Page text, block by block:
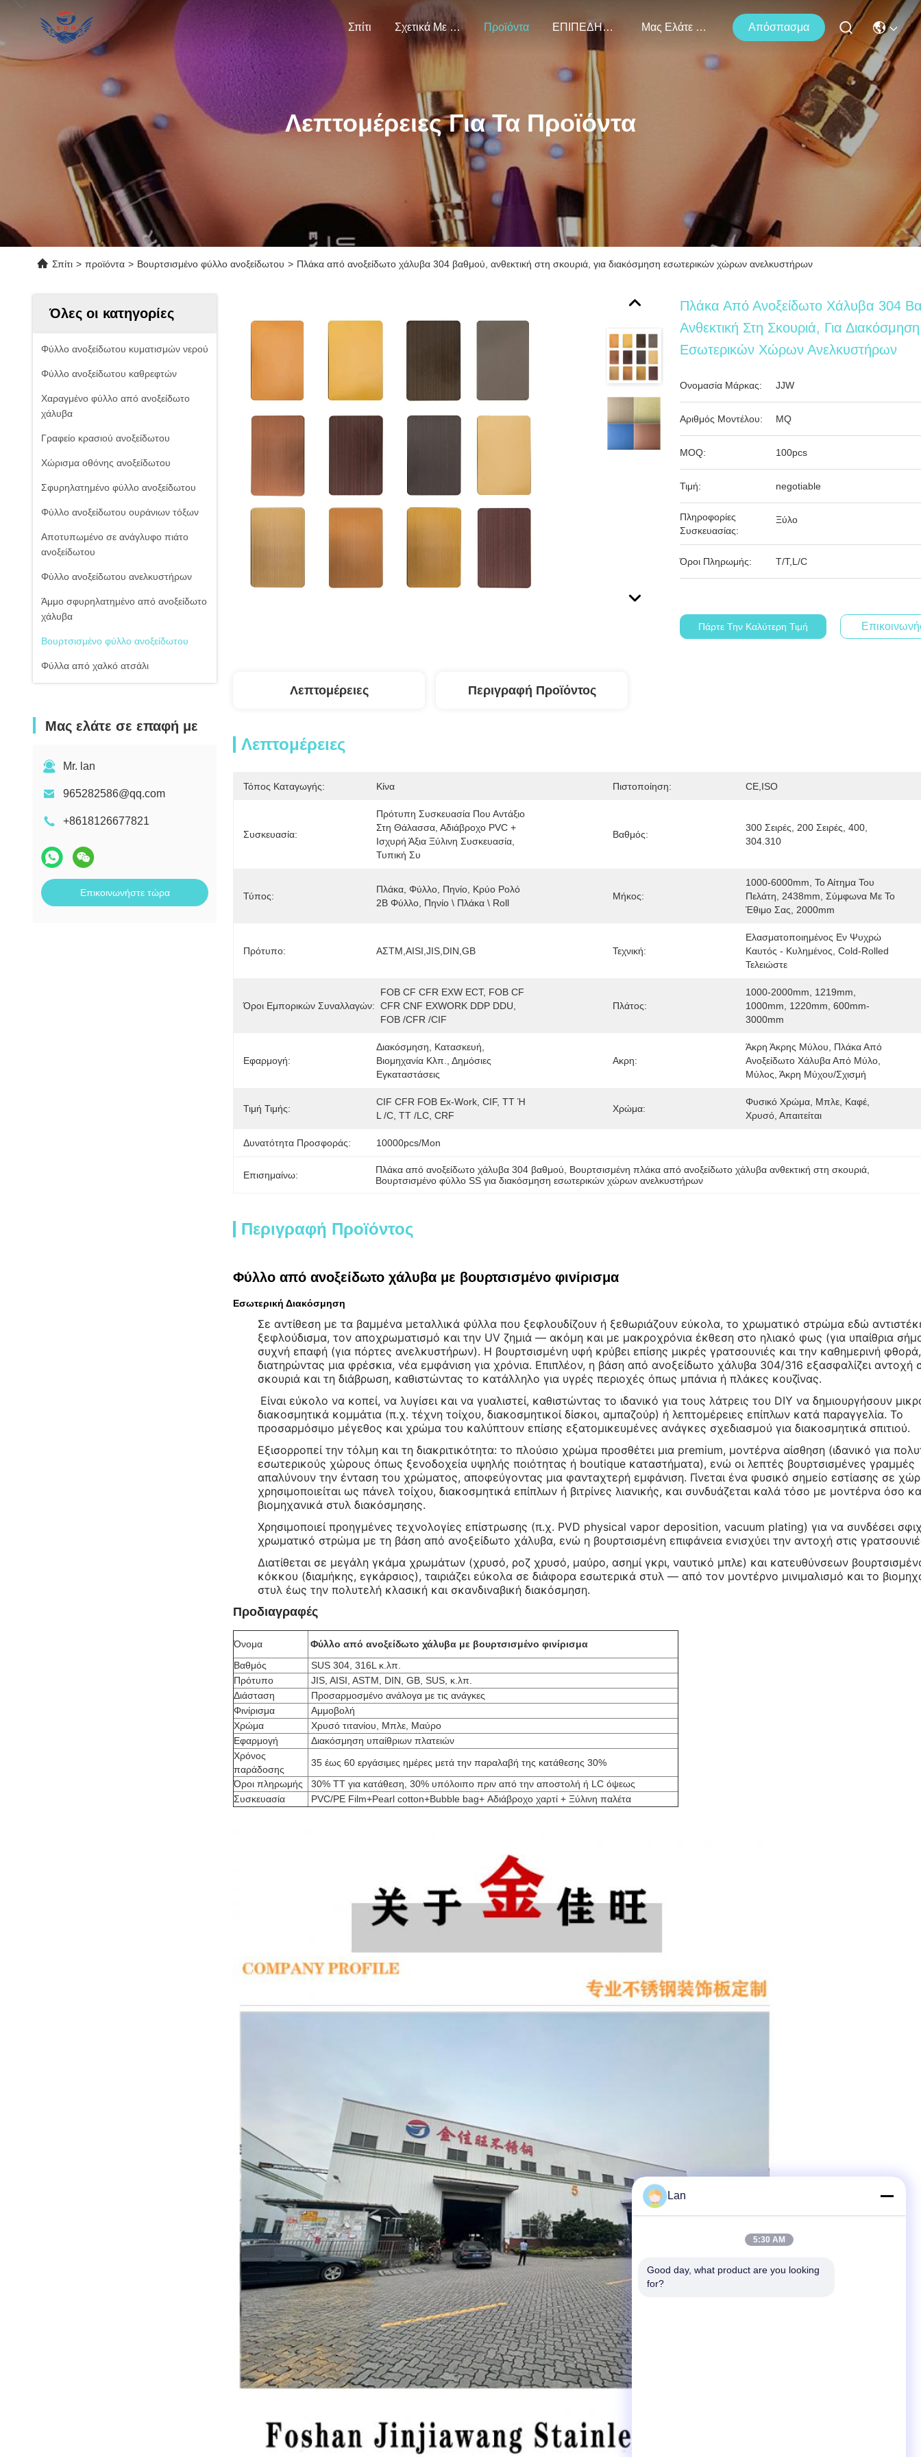
Σπίτι Σχετικά Με Εμάς Προϊόντα ΕΠΙΠΕΔΗΜΑΤΙΚΑ Μας Ελάτε Σε Επαφή Με Απόσπασμα
Λεπτομέρειες Για Τα Προϊόντα
Σπίτι > προϊόντα > Βουρτσισμένο φύλλο ανοξείδωτου > Πλάκα από ανοξείδωτο χάλυβα 304 βαθμού, ανθεκτική στη σκουριά, για διακόσμηση εσωτερικών χώρων ανελκυστήρων
Όλες οι κατηγορίες
Φύλλο ανοξείδωτου κυματισμών νερού
Φύλλο ανοξείδωτου καθρεφτών
Χαραγμένο φύλλο από ανοξείδωτο
χάλυβα
Γραφείο κρασιού ανοξείδωτου
Χώρισμα οθόνης ανοξείδωτου
Σφυρηλατημένο φύλλο ανοξείδωτου
Φύλλο ανοξείδωτου ουράνιων τόξων
Αποτυπωμένο σε ανάγλυφο πιάτο
ανοξείδωτου
Φύλλο ανοξείδωτου ανελκυστήρων
Άμμο σφυρηλατημένο από ανοξείδωτο
χάλυβα
Βουρτσισμένο φύλλο ανοξείδωτου
Φύλλα από χαλκό ατσάλι
Μας ελάτε σε επαφή με
Mr. lan
965282586@qq.com
+8618126677821
Επικοινωνήστε τώρα
Πλάκα Από Ανοξείδωτο Χάλυβα 304
Ανθεκτική Στη Σκουριά, Για Διακόσμηση
Εσωτερικών Χώρων Ανελκυστήρων
Ονομασία Μάρκας: JJW
Αριθμός Μοντέλου: MQ
MOQ: 100pcs
Τιμή: negotiable
Πληροφορίες
Συσκευασίας:
Ξύλο
Όροι Πληρωμής: T/T,L/C
Πάρτε Την Καλύτερη Τιμή
Λεπτομέρειες Περιγραφή Προϊόντος
Λεπτομέρειες
Τόπος Καταγωγής: Κίνα Πιστοποίηση: CE,ISO
Συσκευασία:
Πρότυπη Συσκευασία Που Αντάξιο
Στη Θάλασσα, Αδιάβροχο PVC +
Ισχυρή Άξια Ξύλινη Συσκευασία,
Τυπική Συ
Βαθμός:
300 Σειρές, 200 Σειρές, 400,
304.310
Τύπος:
Πλάκα, Φύλλο, Πηνίο, Κρύο Ρολό
2B Φύλλο, Πηνίο \ Πλάκα \ Roll
Μήκος:
1000-6000mm, Το Αίτημα Του
Πελάτη, 2438mm, Σύμφωνα Με Το
Έθιμο Σας, 2000mm
Πρότυπο: ΑΣTM,AISI,JIS,DIN,GB Τεχνική:
Ελασματοποιημένος Εν Ψυχρώ
Καυτός - Κυλημένος, Cold-Rolled
Τελειώστε
Όροι Εμπορικών Συναλλαγών:
FOB CF CFR EXW ECT, FOB CF
CFR CNF EXWORK DDP DDU,
FOB /CFR /CIF
Πλάτος:
1000-2000mm, 1219mm,
1000mm, 1220mm, 600mm-
3000mm
Εφαρμογή:
Διακόσμηση, Κατασκευή,
Βιομηχανία Κλπ., Δημόσιες
Εγκαταστάσεις
Ακρη:
Άκρη Άκρης Μύλου, Πλάκα Από
Ανοξείδωτο Χάλυβα Από Μύλο,
Μύλος, Άκρη Μύχου/σχισμή
Τιμή Τιμής:
CIF CFR FOB Ex-Work, CIF, TT Ή
L /C, TT /LC, CRF
Χρώμα:
Φυσικό Χρώμα, Μπλε, Καφέ,
Χρυσό, Απαιτείται
Δυνατότητα Προσφοράς: 10000pcs/mon
Επισημαίνω: Πλάκα από ανοξείδωτο χάλυβα 304 βαθμού Βουρτσισμένη πλάκα από ανοξείδωτο χάλυβα ανθεκτική στη σκουριά,
Βουρτσισμένο φύλλο SS για διακόσμηση εσωτερικών χώρων ανελκυστήρων
Περιγραφή Προϊόντος
Φύλλο από ανοξείδωτο χάλυβα με βουρτσισμένο φινίρισμα
Εσωτερική Διακόσμηση
Σε αντίθεση με τα βαμμένα μεταλλικά φύλλα που ξεφλουδίζουν ή ξεθωριάζουν εύκολα, το χρωματικό στρώμα εδώ
ξεφλούδισμα, τον αποχρωματισμό και την UV ζημιά — ακόμη και με μακροχρόνια έκθεση στο ηλιακό φως (για υπαίθρια
συχνή επαφή (για πόρτες ανελκυστήρων). Η βουρτσισμένη υφή κρύβει επίσης μικρές γρατσουνιές και την καθημερινή φθορά,
διατηρώντας μια φρέσκια, νέα εμφάνιση για χρόνια. Επιπλέον, η βάση από ανοξείδωτο χάλυβα 304/316 εξασφαλίζει αντοχή
σκουριά και τη διάβρωση, καθιστώντας το κατάλληλο για υγρές περιοχές όπως μπάνια ή πλάκες κουζίνας.
Είναι εύκολο να κοπεί, να λυγίσει και να γυαλιστεί, καθιστώντας το ιδανικό για τους λάτρεις του DIY να δημιουργήσουν
διακοσμητικά κομμάτια (π.χ. τέχνη τοίχου, διακοσμητικοί δίσκοι, αμπαζούρ) ή λεπτομέρειες επίπλων κατά παραγγελία. Το
προσαρμόσιμο μέγεθος και χρώμα του καλύπτουν επίσης εξατομικευμένες ανάγκες σχεδιασμού για διακοσμητικά σπιτιού.
Εξισορροπεί την τόλμη και τη διακριτικότητα: το πλούσιο χρώμα προσθέτει μια premium, μοντέρνα αίσθηση (ιδανικό για
εσωτερικούς χώρους όπως ξενοδοχεία υψηλής ποιότητας ή boutique καταστήματα), ενώ οι λεπτές βουρτσισμένες γραμμές
απαλύνουν την ένταση του χρώματος, αποφεύγοντας μια φανταχτερή εμφάνιση. Γίνεται ένα φυσικό σημείο εστίασης σε
χρησιμοποιείται ως πάνελ τοίχου, διακοσμητικά επίπλων ή βιτρίνες λιανικής, και συνδυάζεται καλά τόσο με μοντέρνα όσο
βιομηχανικά στυλ διακόσμησης.
Χρησιμοποιεί προηγμένες τεχνολογίες επίστρωσης (π.χ. PVD physical vapor deposition, vacuum plating) για να συνδέσει
χρωματικό στρώμα με τη βάση από ανοξείδωτο χάλυβα, ενώ η βουρτσισμένη επιφάνεια ενισχύει την αντοχή στις
Διατίθεται σε μεγάλη γκάμα χρωμάτων (χρυσό, ροζ χρυσό, μαύρο, ασημί γκρι, ναυτικό μπλε) και κατευθύνσεων
κόκκου (διαμήκης, εγκάρσιος), ταιριάζει εύκολα σε διάφορα εσωτερικά στυλ — από τον μοντέρνο μινιμαλισμό και το
στυλ έως την πολυτελή κλασική και σκανδιναβική διακόσμηση.
Προδιαγραφές
Όνομα
Φύλλο από ανοξείδωτο χάλυβα με βουρτσισμένο φινίρισμα
Βαθμός
SUS 304, 316L κ.λπ.
Πρότυπο
JIS, AISI, ASTM, DIN, GB, SUS, κ.λπ.
Διάσταση
Προσαρμοσμένο ανάλογα με τις ανάγκες
Φινίρισμα
Αμμοβολή
Χρώμα
Χρυσό τιτανίου, Μπλε, Μαύρο
Εφαρμογή
Διακόσμηση υπαίθριων πλατειών
Χρόνος
παράδοσης
35 έως 60 εργάσιμες ημέρες μετά την παραλαβή της κατάθεσης 30%
Όροι πληρωμής
30% TT για κατάθεση, 30% υπόλοιπο πριν από την αποστολή ή LC όψεως
Συσκευασία
PVC/PE Film+Pearl cotton+Bubble bag+ Αδιάβροχο χαρτί + Ξύλινη παλέτα
Lan
5:30 AM
Good day, what product are you looking
for?